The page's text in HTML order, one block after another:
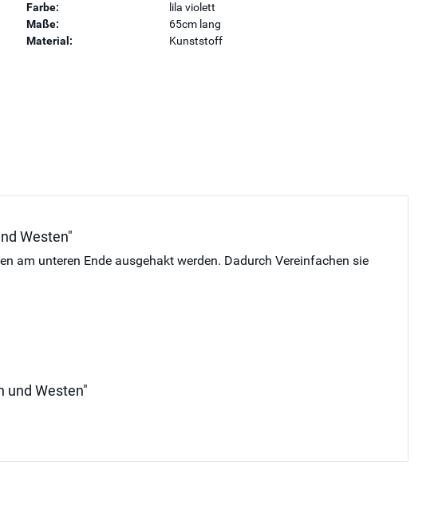
Farbe:
lila violett
Maße:
65cm lang
Material:
Kunststoff
Westen"
am unteren Ende ausgehakt werden. Dadurch Vereinfachen sie
und Westen"